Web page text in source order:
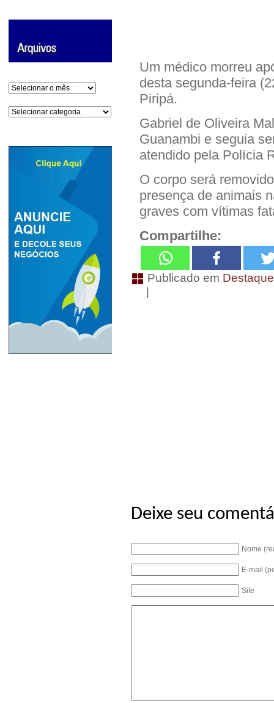
Arquivos
Categorias
Um médico morreu
desta segunda-feira
Piripá.
Gabriel de Oliveira
Guanambi e seguia
atendido pela Polícia
O corpo será
presença de animais
graves com vítimas
Compartilhe:
Publicado em
|
Deixe seu
Nome
E-mail
Site